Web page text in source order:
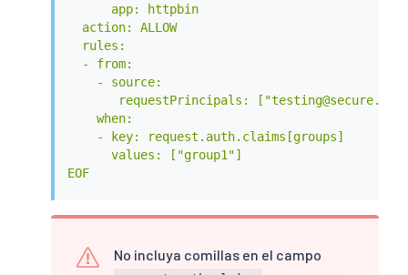
      app: httpbin
  action: ALLOW
  rules:
  - from:
    - source:
requestPrincipals:
    when:
    - key: request.auth.claims[groups]
      values: ["group1"]
EOF
No incluya comillas en el campo